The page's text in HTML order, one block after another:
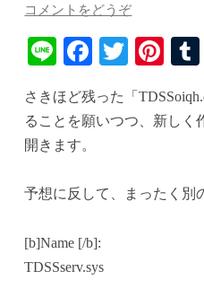
コメントをどうぞ
Li
Fa
bo
ok
T
tte
r
Pi
er
es
さきほど残った「
ることを願いつつ、新しく
開きます。
予想に反して、まったく別
[b]Name [/b]:
TDSSserv.sys